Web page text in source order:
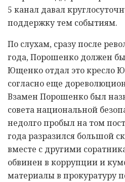
5 канал давал
поддержку тем событиям.
По слухам, сразу после
года, Порошенко должен
Ющенко отдал это кресло
согласно еще
Взамен Порошенко был
совета национальной
недолго пробыл на том
года разразился большой
вместе с другими
обвинен в коррупции и
материалы в прокуратуру